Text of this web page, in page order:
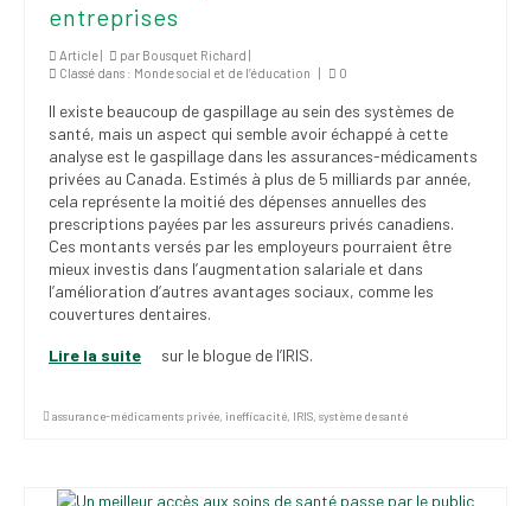
entreprises
Article | par Bousquet Richard |
Classé dans : Monde social et de l’éducation | 0
Il existe beaucoup de gaspillage au sein des systèmes de
santé, mais un aspect qui semble avoir échappé à cette
analyse est le gaspillage dans les assurances-médicaments
privées au Canada. Estimés à plus de 5 milliards par année,
cela représente la moitié des dépenses annuelles des
prescriptions payées par les assureurs privés canadiens.
Ces montants versés par les employeurs pourraient être
mieux investis dans l’augmentation salariale et dans
l’amélioration d’autres avantages sociaux, comme les
couvertures dentaires.
Lire la suite sur le blogue de l’IRIS.
assurance-médicaments privée, inefficacité, IRIS, système de santé